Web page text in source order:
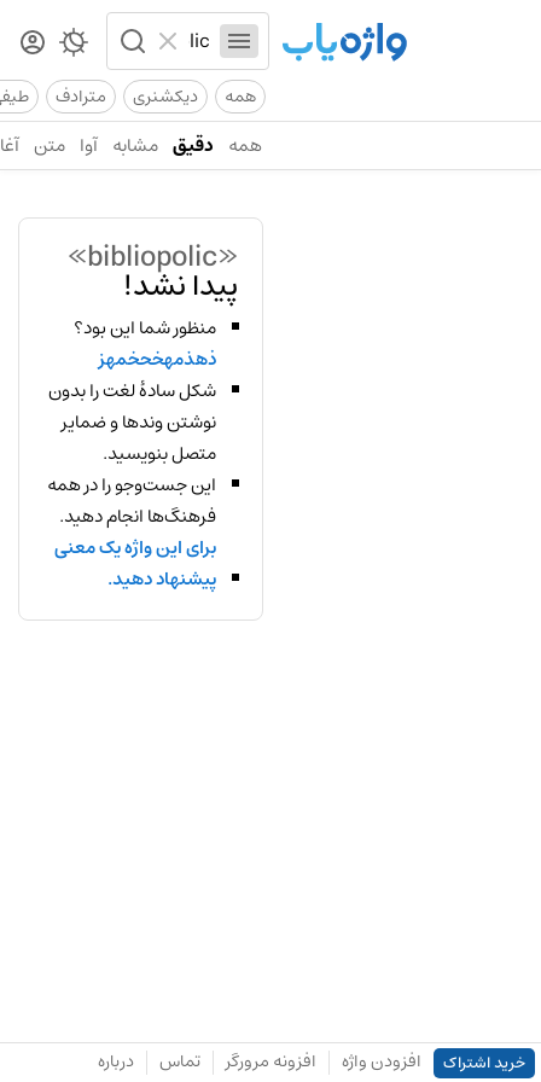
همه دیکشنری مترادف
همه دقیق مشابه آوا متن
«bibliopolic»
پیدا نشد!
منظور شما این بود؟
ذهذمهخحخمهز
شکل سادهٔ لغت را بدون
نوشتن وندها و ضمایر
متصل بنویسید.
این جست‌وجو را در همه
فرهنگ‌ها انجام دهید.
برای این واژه یک معنی
پیشنهاد دهید.
خرید اشتراک افزودن واژه افزونه مرورگر تماس درباره